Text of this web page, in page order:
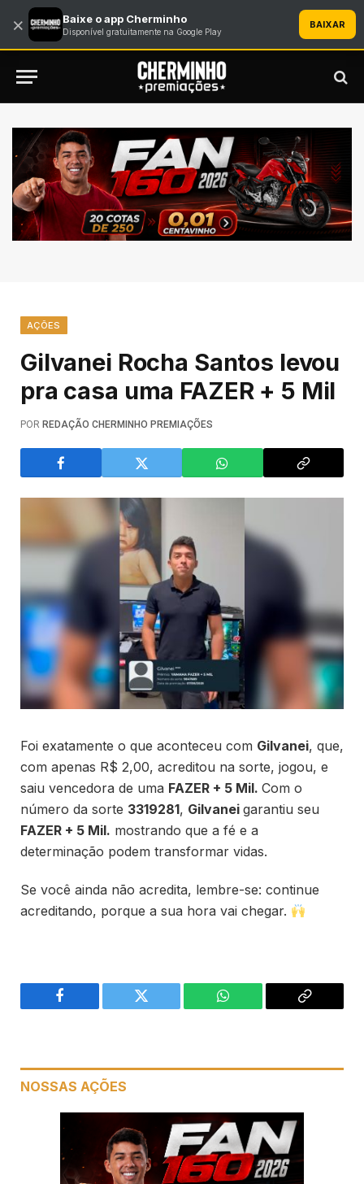
AÇÕES
Gilvanei Rocha Santos levou
pra casa uma FAZER + 5 Mil
POR REDAÇÃO CHERMINHO PREMIAÇÕES
Foi exatamente o que aconteceu com Gilvanei, que,
com apenas R$ 2,00, acreditou na sorte, jogou, e
saiu vencedora de uma FAZER + 5 Mil. Com o
número da sorte 3319281, Gilvanei garantiu seu
FAZER + 5 Mil. mostrando que a fé e a
determinação podem transformar vidas.
Se você ainda não acredita, lembre-se: continue
acreditando, porque a sua hora vai chegar.
Facebook Twitter WhatsApp
Copiar
NOSSAS AÇÕES
× Baixe o app Cherminho
Disponível gratuitamente na Google Play
BAIXAR